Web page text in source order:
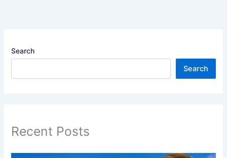
Search
Search
Recent Posts